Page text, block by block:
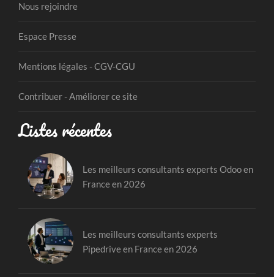
Nous rejoindre
Espace Presse
Mentions légales - CGV-CGU
Contribuer - Améliorer ce site
Listes récentes
Les meilleurs consultants experts Odoo en
France en 2026
Les meilleurs consultants experts
Pipedrive en France en 2026